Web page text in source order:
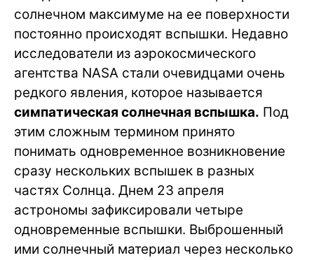
солнечном максимуме на ее поверхности
постоянно происходят вспышки. Недавно
исследователи из аэрокосмического
агентства NASA стали очевидцами очень
редкого явления, которое называется
симпатическая солнечная вспышка. Под
этим сложным термином принято
понимать одновременное возникновение
сразу нескольких вспышек в разных
частях Солнца. Днем 23 апреля
астрономы зафиксировали четыре
одновременные вспышки. Выброшенный
ими солнечный материал через несколько